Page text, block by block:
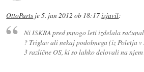
OttoParts je5. jan 2012 ob 18:17izjavil:
Ni ISKRA pred mnogo leti izdelala
? Triglav ali nekaj podobnega (iz Poletja
3 različne OS, ki so lahko delovali na